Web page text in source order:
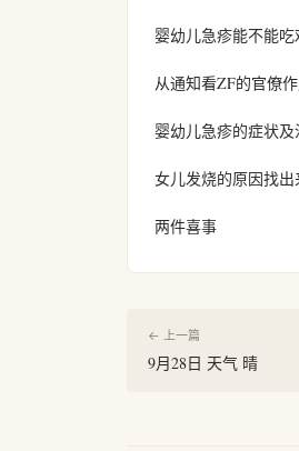
婴幼儿急疹能不能吃
从通知看ZF的官僚
婴幼儿急疹的症状
女儿发烧的原因找
两件喜事
← 上一篇
9月28日 天气 晴